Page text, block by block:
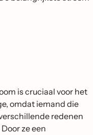
is cruciaal voor het
omdat iemand die
redenen
ze een